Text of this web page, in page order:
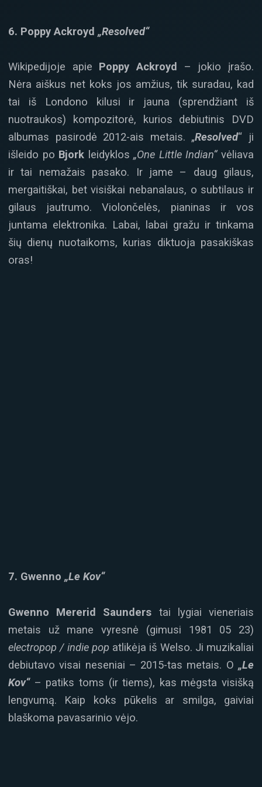
6. Poppy Ackroyd „Resolved“
Wikipedijoje apie Poppy Ackroyd
– jokio įrašo.
Nėra aiškus net koks jos amžius, tik suradau, kad
tai iš Londono kilusi ir jauna (sprendžiant iš
nuotraukos) kompozitorė, kurios debiutinis DVD
albumas pasirodė 2012-ais metais. „Resolved“ ji
išleido po Bjork leidyklos„One Little Indian“vėliava
ir tai nemažais pasako. Ir jame – daug gilaus,
mergaitiškai, bet visiškai nebanalaus, o subtilaus ir
gilaus jautrumo. Violončelės, pianinas ir vos
juntama elektronika. Labai, labai gražu ir tinkama
šių dienų nuotaikoms, kurias diktuoja pasakiškas
oras!
7. Gwenno „Le Kov“
Gwenno Mererid Saunders tai lygiai vieneriais
metais už mane vyresnė (gimusi 1981 05 23)
electropop / indie pop atlikėja iš Welso. Ji muzikaliai
debiutavo visai neseniai – 2015-tas metais. O „Le
Kov“– patiks toms (ir tiems), kas mėgsta visišką
lengvumą. Kaip koks pūkelis ar smilga, gaiviai
blaškoma pavasarinio vėjo.